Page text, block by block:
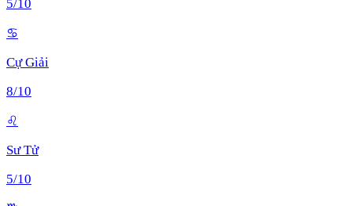
5/10
♋
Cự Giải
8/10
♌
Sư Tử
5/10